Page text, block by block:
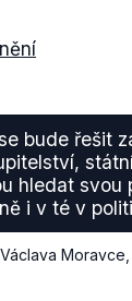
bude řešit
hledat svou
i v té v
Moravce